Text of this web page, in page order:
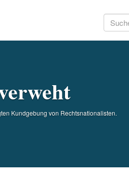
Suchen
Kundgebung von Rechtsnationalisten.